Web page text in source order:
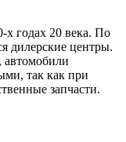
годах 20 века. По
дилерские центры.
автомобили
так как при
запчасти.